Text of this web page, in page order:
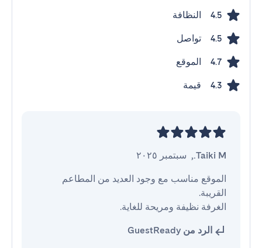
4.5 النظافة
4.5 تواصل
4.7 الموقع
4.3 قيمة
Taiki M.
, سبتمبر ٢٠٢٥
الغرفة نظيفة ومريحة للغاية.
الرد من GuestReady